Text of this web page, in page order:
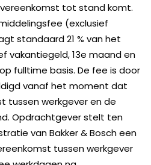
tot stand komt.
(exclusief
standaard 21 % van het
vakantiegeld, 13e maand en
fulltime basis. De fee is door
vanaf het moment dat
tussen werkgever en de
Opdrachtgever stelt ten
van Bakker & Bosch een
tussen werkgever